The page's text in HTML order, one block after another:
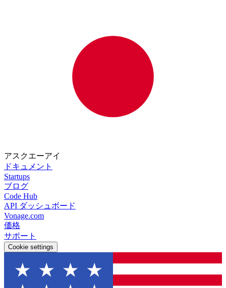
アスクエーアイ
ドキュメント
Startups
ブログ
Code Hub
API ダッシュボード
Vonage.com
価格
サポート
Cookie settings